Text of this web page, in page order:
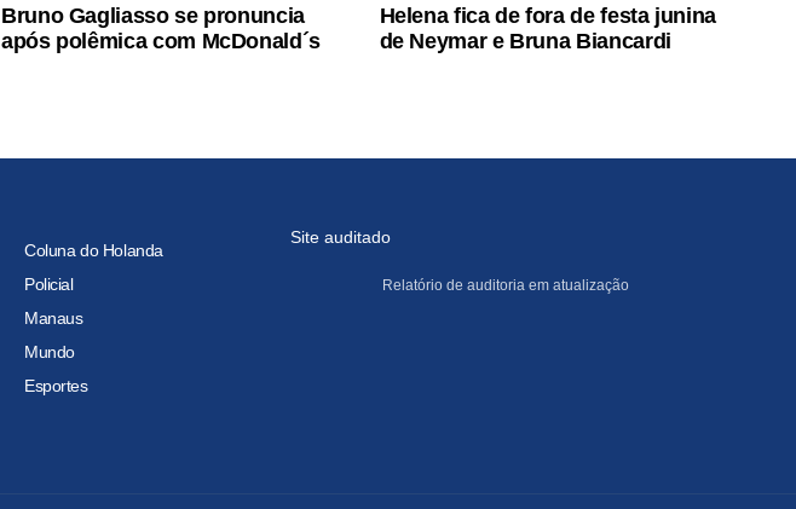
Bruno Gagliasso se pronuncia
após polêmica com McDonald´s
Helena fica de fora de festa junina
de Neymar e Bruna Biancardi
Coluna do Holanda
Policial
Manaus
Mundo
Esportes
Site auditado
Relatório de auditoria em atualização